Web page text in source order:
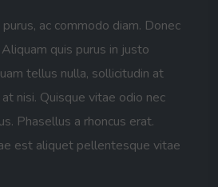
ac commodo diam. Donec
quis purus in justo
tellus nulla, sollicitudin at
nisi. Quisque vitae odio nec
Phasellus a rhoncus erat.
est aliquet pellentesque vitae